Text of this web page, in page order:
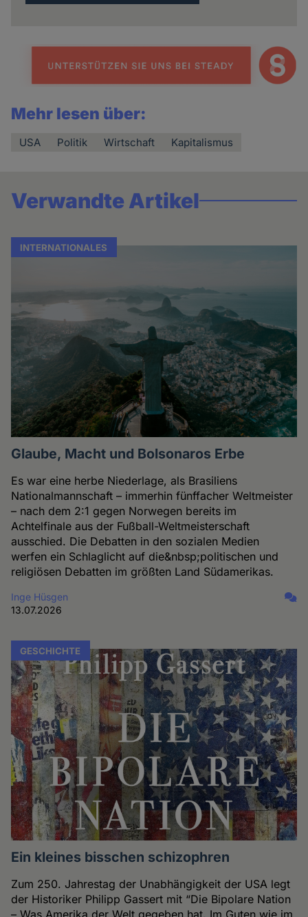
Mehr lesen über:
USA Politik Wirtschaft Kapitalismus
Verwandte Artikel
INTERNATIONALES
Glaube, Macht und Bolsonaros Erbe
Es war eine herbe Niederlage, als Brasiliens
Nationalmannschaft – immerhin fünffacher Weltmeister
– nach dem 2:1 gegen Norwegen bereits im
Achtelfinale aus der Fußball-Weltmeisterschaft
ausschied. Die Debatten in den sozialen Medien
werfen ein Schlaglicht auf die&nbsp;politischen und
religiösen Debatten im größten Land Südamerikas.
Inge Hüsgen
13.07.2026
GESCHICHTE
Ein kleines bisschen schizophren
Zum 250. Jahrestag der Unabhängigkeit der USA legt
der Historiker Philipp Gassert mit “Die Bipolare Nation
– Was Amerika der Welt gegeben hat. Im Guten wie im